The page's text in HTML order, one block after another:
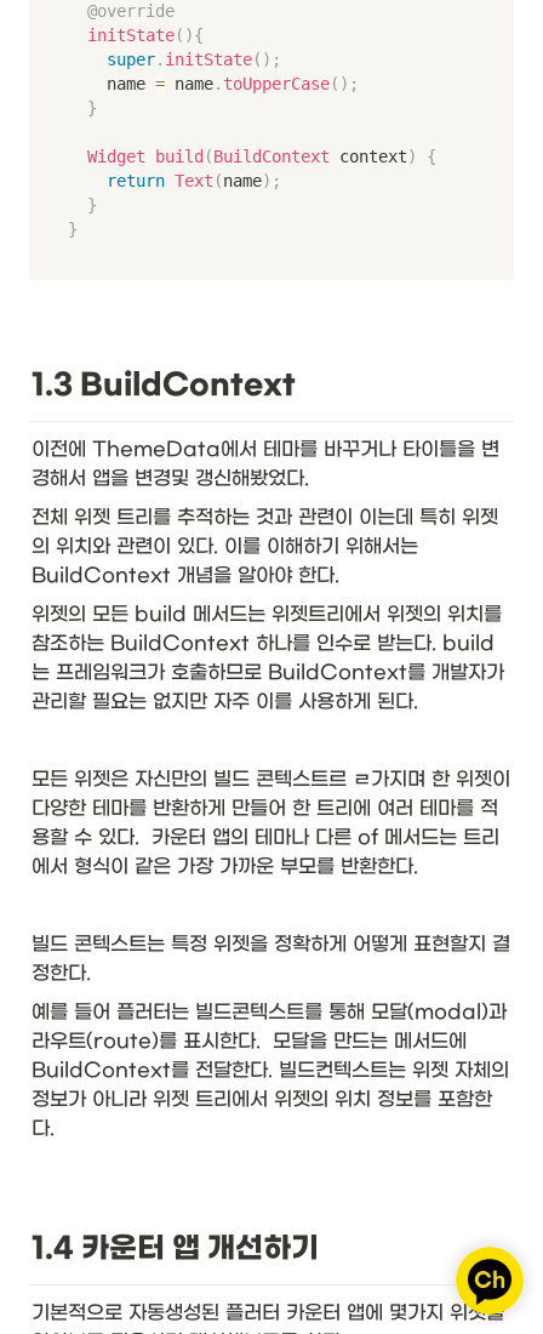
@override
initState( ){
super. initState( ) ;
		name
= name. toUpperCase( ) ;
}
Widget build (BuildContext context)
{
return Text (name) ;
}
}
1.3 BuildContext
이전에 ThemeData에서 테마를 바꾸거나 타이틀을 변
경해서 앱을 변경및 갱신해봤었다.
전체 위젯 트리를 추적하는 것과 관련이 이는데 특히 위젯
의 위치와 관련이 있다. 이를 이해하기 위해서는
BuildContext 개념을 알아야 한다.
위젯의 모든 build 메서드는 위젯트리에서 위젯의 위치를
참조하는 BuildContext 하나를 인수로 받는다. build
는 프레임워크가 호출하므로 BuildContext를 개발자가
관리할 필요는 없지만 자주 이를 사용하게 된다.
모든 위젯은 자신만의 빌드 콘텍스트르 ㄹ가지며 한 위젯이
다양한 테마를 반환하게 만들어 한 트리에 여러 테마를 적
용할 수 있다.  카운터 앱의 테마나 다른 of 메서드는 트리
에서 형식이 같은 가장 가까운 부모를 반환한다.
빌드 콘텍스트는 특정 위젯을 정확하게 어떻게 표현할지 결
정한다.
예를 들어 플러터는 빌드콘텍스트를 통해 모달(modal)과
라우트(route)를 표시한다.  모달을 만드는 메서드에
BuildContext를 전달한다. 빌드컨텍스트는 위젯 자체의
정보가 아니라 위젯 트리에서 위젯의 위치 정보를 포함한
다.
1.4 카운터 앱 개선하기
기본적으로 자동생성된 플러터 카운터 앱에 몇가지 위젯을